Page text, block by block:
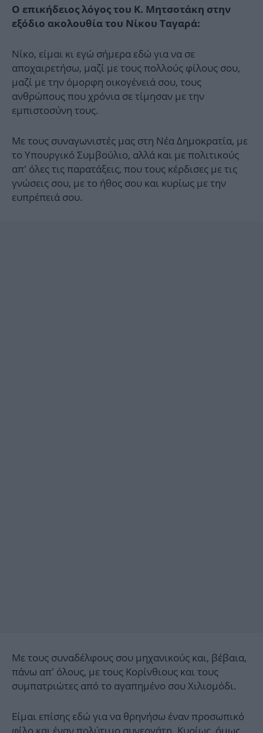
Ο επικήδειος λόγος του Κ. Μητσοτάκη στην
εξόδιο ακολουθία του Νίκου Ταγαρά:
Νίκο, είμαι κι εγώ σήμερα εδώ για να σε
αποχαιρετήσω, μαζί με τους πολλούς φίλους σου,
μαζί με την όμορφη οικογένειά σου, τους
ανθρώπους που χρόνια σε τίμησαν με την
εμπιστοσύνη τους.
Με τους συναγωνιστές μας στη Νέα Δημοκρατία, με
το Υπουργικό Συμβούλιο, αλλά και με πολιτικούς
απ’ όλες τις παρατάξεις, που τους κέρδισες με τις
γνώσεις σου, με το ήθος σου και κυρίως με την
ευπρέπειά σου.
Με τους συναδέλφους σου μηχανικούς και, βέβαια,
πάνω απ’ όλους, με τους Κορίνθιους και τους
συμπατριώτες από το αγαπημένο σου Χιλιομόδι.
Είμαι επίσης εδώ για να θρηνήσω έναν προσωπικό